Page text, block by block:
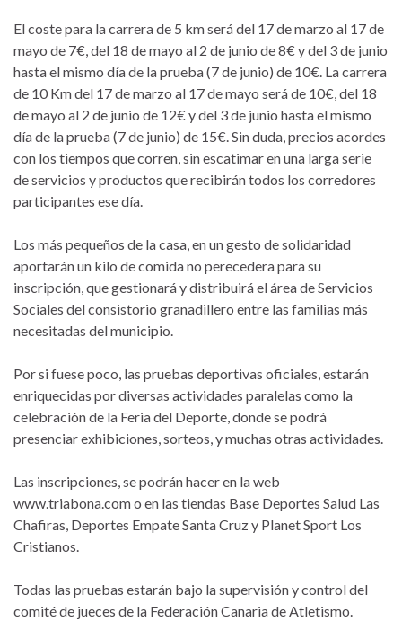
El coste para la carrera de 5 km será del 17 de marzo al 17 de
mayo de 7€, del 18 de mayo al 2 de junio de 8€ y del 3 de junio
hasta el mismo día de la prueba (7 de junio) de 10€. La carrera
de 10 Km del 17 de marzo al 17 de mayo será de 10€, del 18
de mayo al 2 de junio de 12€ y del 3 de junio hasta el mismo
día de la prueba (7 de junio) de 15€. Sin duda, precios acordes
con los tiempos que corren, sin escatimar en una larga serie
de servicios y productos que recibirán todos los corredores
participantes ese día.
Los más pequeños de la casa, en un gesto de solidaridad
aportarán un kilo de comida no perecedera para su
inscripción, que gestionará y distribuirá el área de Servicios
Sociales del consistorio granadillero entre las familias más
necesitadas del municipio.
Por si fuese poco, las pruebas deportivas oficiales, estarán
enriquecidas por diversas actividades paralelas como la
celebración de la Feria del Deporte, donde se podrá
presenciar exhibiciones, sorteos, y muchas otras actividades.
Las inscripciones, se podrán hacer en la web
www.triabona.com o en las tiendas Base Deportes Salud Las
Chafiras, Deportes Empate Santa Cruz y Planet Sport Los
Cristianos.
Todas las pruebas estarán bajo la supervisión y control del
comité de jueces de la Federación Canaria de Atletismo.